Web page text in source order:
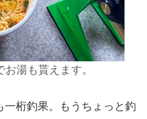
お湯も貰えます。
桁釣果。もうちょっと釣